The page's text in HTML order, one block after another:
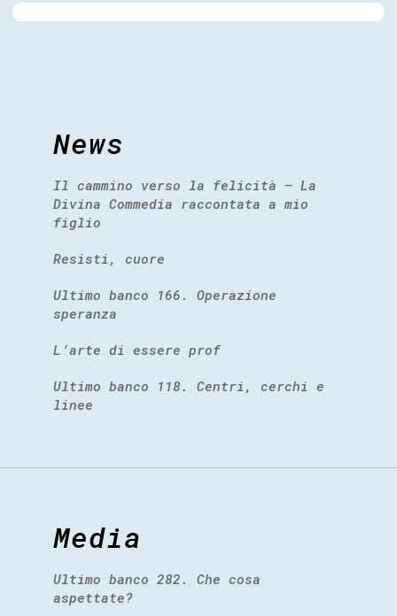
News
Il cammino verso la felicità – La
Divina Commedia raccontata a mio
figlio
Resisti, cuore
Ultimo banco 166. Operazione
speranza
L’arte di essere prof
Ultimo banco 118. Centri, cerchi e
linee
Media
Ultimo banco 282. Che cosa
aspettate?